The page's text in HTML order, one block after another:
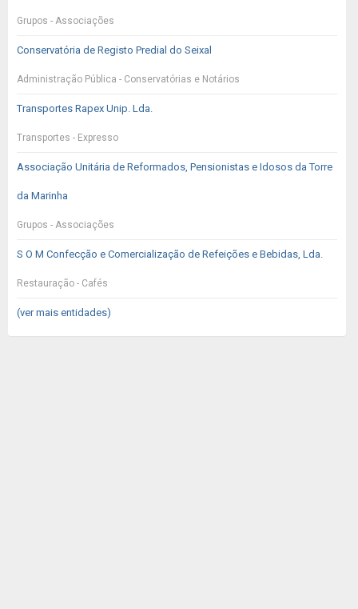
Grupos - Associações
Conservatória de Registo Predial do Seixal
Administração Pública - Conservatórias e Notários
Transportes Rapex Unip. Lda.
Transportes - Expresso
Associação Unitária de Reformados, Pensionistas e Idosos da Torre
da Marinha
Grupos - Associações
S O M Confecção e Comercialização de Refeições e Bebidas, Lda.
Restauração - Cafés
(ver mais entidades)